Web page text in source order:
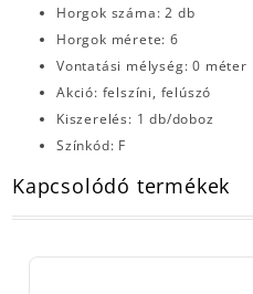
Horgok száma: 2 db
Horgok mérete: 6
Vontatási mélység: 0 méter
Akció: felszíni, felúszó
Kiszerelés: 1 db/doboz
Színkód: F
Kapcsolódó termékek